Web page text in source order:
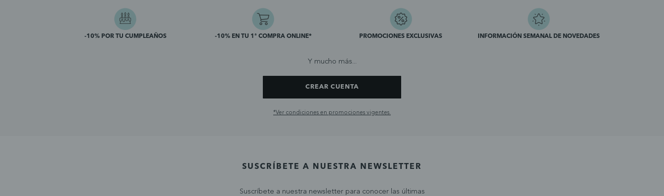
-10% POR TU CUMPLEAÑOS -10% EN TU 1ª COMPRA ONLINE* PROMOCIONES EXCLUSIVAS INFORMACIÓN SEMANAL DE NOVEDADES
Y mucho más...
CREAR CUENTA
*Ver condiciones en promociones vigentes.
SUSCRÍBETE A NUESTRA NEWSLETTER
Suscríbete a nuestra newsletter para conocer las últimas